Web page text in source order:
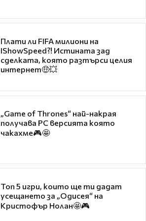
Плати ли FIFA милиони на
IShowSpeed?! Истината зад
сделката, която разтърси целия
интернет🤑💥
„Game of Thrones“ най-накрая
получава PC версията която
чакахме🎮🤩
Топ 5 игри, които ще ти дадат
усещането за „Одисея“ на
Кристофър Нолан🤩🎮